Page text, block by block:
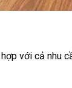
với cả nhu